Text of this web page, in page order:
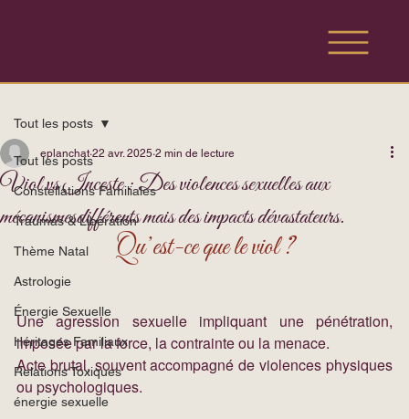
Tout les posts
Constellations Familiales
Traumas & Libération
Thème Natal
Astrologie
Énergie Sexuelle
Héritages Familiaux
Relations Toxiques
énergie sexuelle
Tout les posts
Viol vs Inceste : Des violences sexuelles aux
mécanismesdifférents mais des impacts dévastateurs.
eplanchat 22 avr. 2025 2 min de lecture
Qu’est-ce que le viol ?
Une agression sexuelle impliquant une pénétration,
imposée par la force, la contrainte ou la menace.
Acte brutal, souvent accompagné de violences physiques
ou psychologiques.